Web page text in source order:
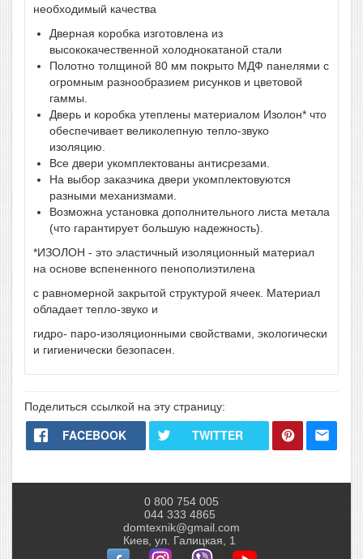
необходимый качества
Дверная коробка изготовлена из
высококачественной холоднокатаной стали
Полотно толщиной 80 мм покрыто МДФ панелями с
огромным разнообразием рисунков и цветовой
гаммы.
Дверь и коробка утеплены материалом Изолон* что
обеспечивает великолепную тепло-звуко
изоляцию.
Все двери укомплектованы антисрезами.
На выбор заказчика двери укомплектовуются
разными механизмами.
Возможна установка дополнительного листа метала
(что гарантирует большую надежность).
*ИЗОЛОН - это эластичный изоляционный материал
на основе вспененного пенополиэтилена
с равномерной закрытой структурой ячеек. Материал
обладает тепло-звуко и
гидро- паро-изоляционными свойствами, экологически
и гигиенически безопасен.
Поделиться ссылкой на эту страницу:
FACEBOOK TWITTER
0 800 754 005
044 333 4865
domtexnik@gmail.com
Киев, ул. Галицкая, 1